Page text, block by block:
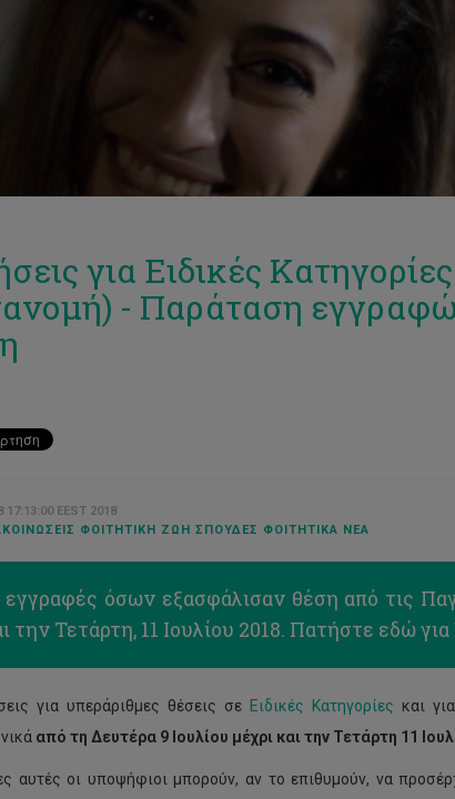
για Ειδικές
- Παράταση
EEST 2018
ΦΟΙΤΗΤΙΚΉ ΖΩΉ ΣΠΟΥΔΈΣ ΦΟΙΤΗΤΙΚΆ ΝΈΑ
εγγραφές όσων εξασφάλισαν θέση από τις
την Τετάρτη, 11 Ιουλίου 2018. Πατήστε εδώ
για υπεράριθμες θέσεις σε Ειδικές Κατηγορίες και
από τη Δευτέρα 9 Ιουλίου μέχρι και την Τετάρτη 11
αυτές οι υποψήφιοι μπορούν, αν το επιθυμούν, να